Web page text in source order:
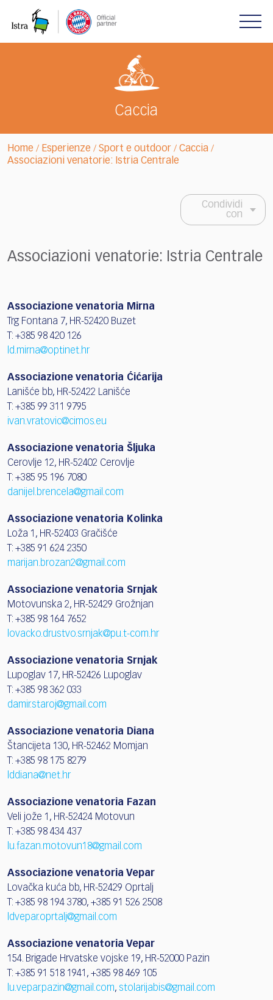
note:
Caccia
Home / Esperienze / Sport e outdoor / Caccia /
Associazioni venatorie: Istria Centrale
Condividi
con
Associazioni venatorie: Istria Centrale
Associazione venatoria Mirna
Trg Fontana 7, HR-52420 Buzet
T: +385 98 420 126
ld.mirna@optinet.hr
Associazione venatoria Ćićarija
Lanišće bb, HR-52422 Lanišće
T: +385 99 311 9795
ivan.vratovic@cimos.eu
Associazione venatoria Šljuka
Cerovlje 12, HR-52402 Cerovlje
T: +385 95 196 7080
danijel.brencela@gmail.com
Associazione venatoria Kolinka
Loža 1, HR-52403 Gračišće
T: +385 91 624 2350
marijan.brozan2@gmail.com
Associazione venatoria Srnjak
Motovunska 2, HR-52429 Grožnjan
T: +385 98 164 7652
lovacko.drustvo.srnjak@pu.t-com.hr
Associazione venatoria Srnjak
Lupoglav 17, HR-52426 Lupoglav
T: +385 98 362 033
damir.staroj@gmail.com
Associazione venatoria Diana
Štancijeta 130, HR-52462 Momjan
T: +385 98 175 8279
lddiana@net.hr
Associazione venatoria Fazan
Veli jože 1, HR-52424 Motovun
T: +385 98 434 437
lu.fazan.motovun18@gmail.com
Associazione venatoria Vepar
Lovačka kuća bb, HR-52429 Oprtalj
T: +385 98 194 3780, +385 91 526 2508
ldvepar.oprtalj@gmail.com
Associazione venatoria Vepar
154. Brigade Hrvatske vojske 19, HR-52000 Pazin
T: +385 91 518 1941, +385 98 469 105
lu.vepar.pazin@gmail.com, stolarijabis@gmail.com